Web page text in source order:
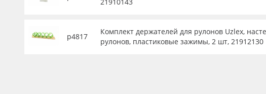
р4817
Комплект держателей для рулонов Uzlex,
рулонов, пластиковые зажимы, 2 шт, 21912130